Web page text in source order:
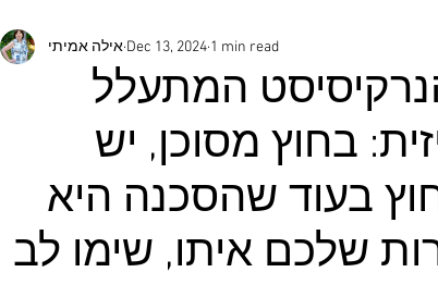
המתעלל
בחוץ מסוכן, יש
בעוד שהסכנה היא
עצמו ב 4 קירות שלכם איתו, שימו לב
אילה אמיתי Dec 13, 2024 1 min read